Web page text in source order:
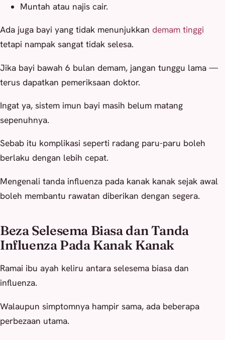
Muntah atau najis cair.
Ada juga bayi yang tidak menunjukkan demam tinggi
tetapi nampak sangat tidak selesa.
Jika bayi bawah 6 bulan demam, jangan tunggu lama —
terus dapatkan pemeriksaan doktor.
Ingat ya, sistem imun bayi masih belum matang
sepenuhnya.
Sebab itu komplikasi seperti radang paru-paru boleh
berlaku dengan lebih cepat.
Mengenali tanda influenza pada kanak kanak sejak awal
boleh membantu rawatan diberikan dengan segera.
Beza Selesema Biasa dan Tanda
Influenza Pada Kanak Kanak
Ramai ibu ayah keliru antara selesema biasa dan
influenza.
Walaupun simptomnya hampir sama, ada beberapa
perbezaan utama.